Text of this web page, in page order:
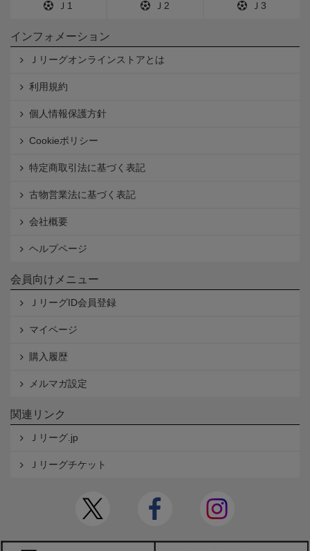
Ｊ1 Ｊ2 Ｊ3
インフォメーション
Ｊリーグオンラインストアとは
利用規約
個人情報保護方針
Cookieポリシー
特定商取引法に基づく表記
古物営業法に基づく表記
会社概要
ヘルプページ
会員向けメニュー
ＪリーグID会員登録
マイページ
購入履歴
メルマガ設定
関連リンク
Ｊリーグ.jp
Ｊリーグチケット